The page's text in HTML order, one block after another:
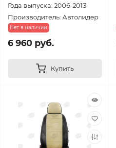
Года выпуска: 2006-2013
Производитель: Автолидер
Нет в наличии
6 960 руб.
Купить